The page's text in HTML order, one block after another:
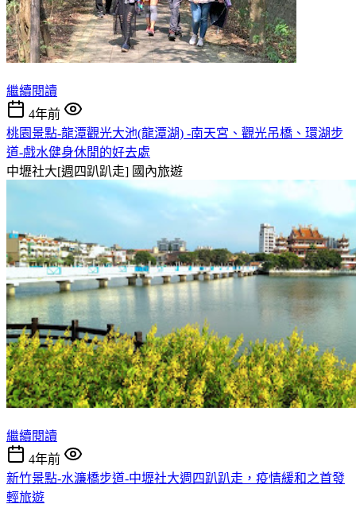
繼續閱讀
4年前
桃園景點-龍潭觀光大池(龍潭湖) -南天宮、觀光吊橋、環湖步
道-戲水健身休閒的好去處
中壢社大[週四趴趴走] 國內旅遊
繼續閱讀
4年前
新竹景點-水濂橋步道-中壢社大週四趴趴走，疫情緩和之首發
輕旅遊